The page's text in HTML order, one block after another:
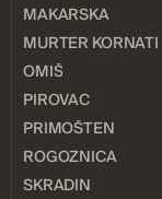
MAKARSKA
MURTER KORNATI
OMIŠ
PIROVAC
PRIMOŠTEN
ROGOZNICA
SKRADIN